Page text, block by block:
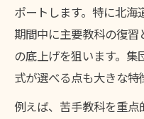
ポートします。特に北
期間中に主要教科の復
の底上げを狙います。
式が選べる点も大きな特
例えば、苦手教科を重点